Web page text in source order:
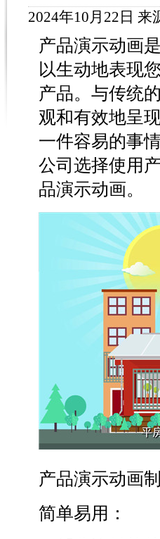
2024年10月22日 来
产品演示动画
以生动地表现
产品。与传统
观和有效地呈
一件容易的事
公司选择使用
品演示动画。
产品演示动画
简单易用：